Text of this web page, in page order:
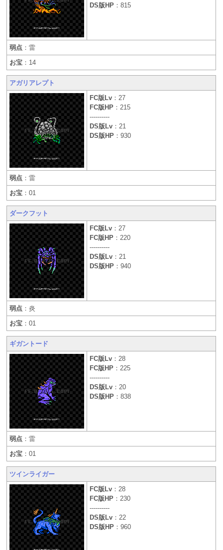
DS版HP ：815
弱点 ：雷
お宝 ：14
アガリアレプト
FC版Lv ：27
FC版HP ：215
----------
DS版Lv ：21
DS版HP ：930
弱点 ：雷
お宝 ：01
ダークフット
FC版Lv ：27
FC版HP ：220
----------
DS版Lv ：21
DS版HP ：940
弱点 ：炎
お宝 ：01
ギガントード
FC版Lv ：28
FC版HP ：225
----------
DS版Lv ：20
DS版HP ：838
弱点 ：雷
お宝 ：01
ツインライガー
FC版Lv ：28
FC版HP ：230
----------
DS版Lv ：22
DS版HP ：960